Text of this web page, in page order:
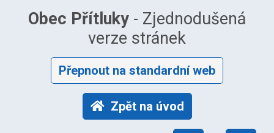
Obec Přítluky - Zjednodušená
verze stránek
Přepnout na standardní web
Zpět na úvod